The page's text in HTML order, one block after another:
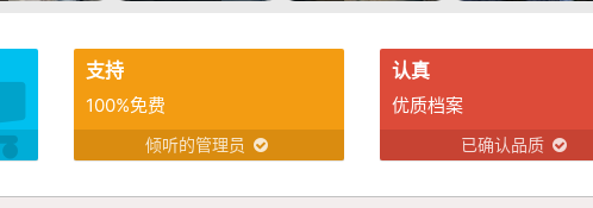
支持
100%免费
倾听的管理员
认真
优质档案
已确认品质